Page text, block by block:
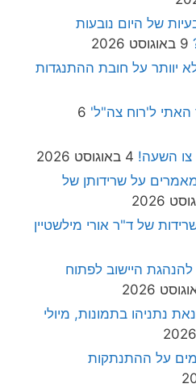
של היום נובעות
9 באוגוסט 2026
יוותר על חובת ההתנגדות
האתי ל'רוח צה"ל' 6
צו השעה! 4 באוגוסט 2026
על שרידותן של
של ד"ר אורי מילשטיין
היישוב לפתוח
נתניהו בתמונות, מיולי
על ההתנתקות